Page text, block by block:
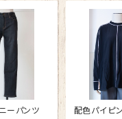
ーパンツ
配色パイピ